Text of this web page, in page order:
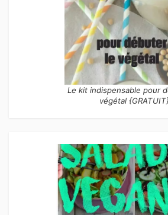
Le kit indispensable pour
végétal